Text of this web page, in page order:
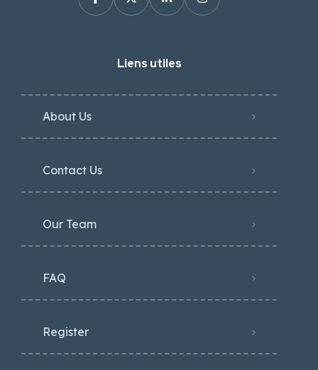
Liens utiles
About Us
Contact Us
Our Team
FAQ
Register